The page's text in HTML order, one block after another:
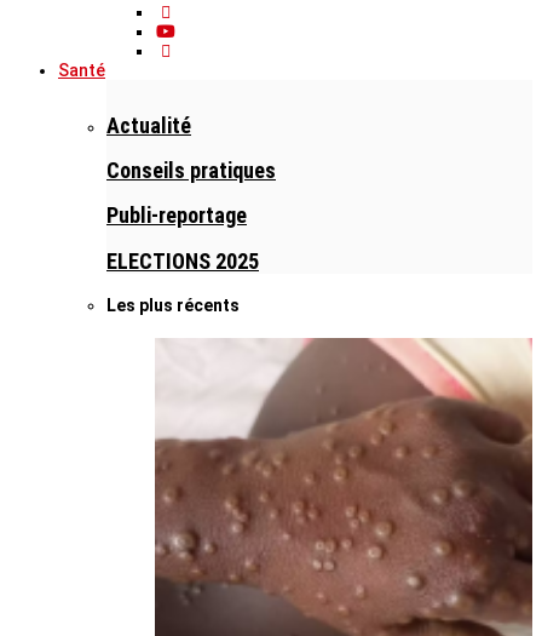
Santé
Actualité
Conseils pratiques
Publi-reportage
ELECTIONS 2025
Les plus récents